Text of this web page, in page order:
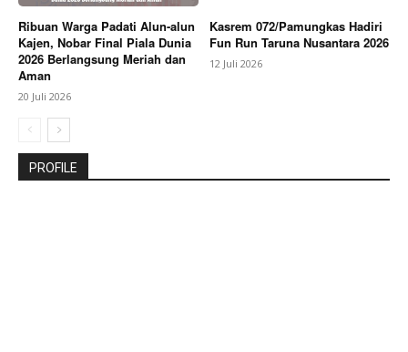
Ribuan Warga Padati Alun-alun
Kajen, Nobar Final Piala Dunia
2026 Berlangsung Meriah dan
Aman
20 Juli 2026
Kasrem 072/Pamungkas Hadiri
Fun Run Taruna Nusantara 2026
12 Juli 2026
PROFILE